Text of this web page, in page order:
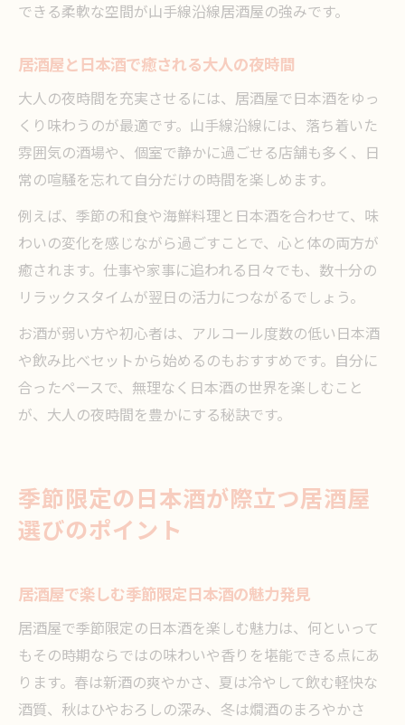
できる柔軟な空間が山手線沿線居酒屋の強みです。
居酒屋と日本酒で癒される大人の夜時間
大人の夜時間を充実させるには、居酒屋で日本酒をゆっ
くり味わうのが最適です。山手線沿線には、落ち着いた
雰囲気の酒場や、個室で静かに過ごせる店舗も多く、日
常の喧騒を忘れて自分だけの時間を楽しめます。
例えば、季節の和食や海鮮料理と日本酒を合わせて、味
わいの変化を感じながら過ごすことで、心と体の両方が
癒されます。仕事や家事に追われる日々でも、数十分の
リラックスタイムが翌日の活力につながるでしょう。
お酒が弱い方や初心者は、アルコール度数の低い日本酒
や飲み比べセットから始めるのもおすすめです。自分に
合ったペースで、無理なく日本酒の世界を楽しむこと
が、大人の夜時間を豊かにする秘訣です。
季節限定の日本酒が際立つ居酒屋
選びのポイント
居酒屋で楽しむ季節限定日本酒の魅力発見
居酒屋で季節限定の日本酒を楽しむ魅力は、何といって
もその時期ならではの味わいや香りを堪能できる点にあ
ります。春は新酒の爽やかさ、夏は冷やして飲む軽快な
酒質、秋はひやおろしの深み、冬は燗酒のまろやかさ